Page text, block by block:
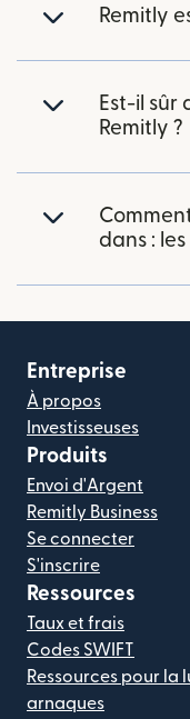
Remitly
Est-il sûr
Remitly ?
dans : les
Entreprise
À propos
Investisseuses
Produits
Envoi d'Argent
Remitly Business
Se connecter
S'inscrire
Ressources
Taux et frais
Codes SWIFT
Ressources pour la
arnaques